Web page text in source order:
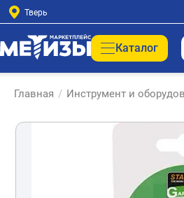
Тверь
Каталог
Главная / Инструмент и